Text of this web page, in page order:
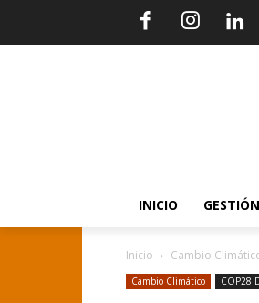
INICIO
Inicio Cambio
Cambio Climático COP28